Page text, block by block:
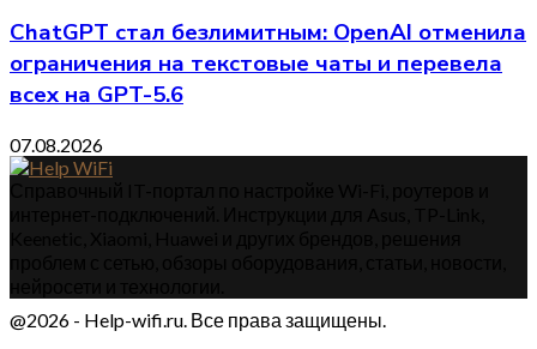
ChatGPT стал безлимитным: OpenAI отменила
ограничения на текстовые чаты и перевела
всех на GPT-5.6
07.08.2026
@2026 - Help-wifi.ru. Все права защищены.